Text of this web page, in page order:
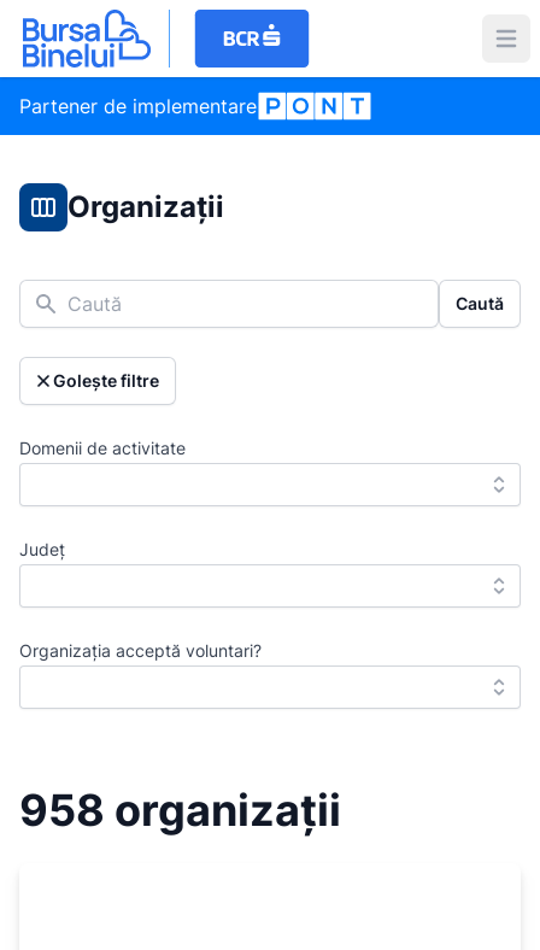
Partener de implementare
Organizații
Caută Caută
Golește filtre
Domenii de activitate
Județ
Organizația acceptă voluntari?
958 organizații